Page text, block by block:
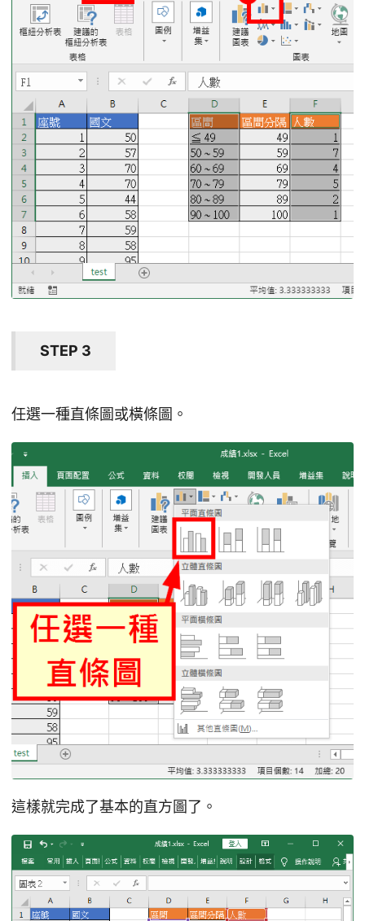
STEP 3
任選一種直條圖或橫條圖。
這樣就完成了基本的直方圖了。